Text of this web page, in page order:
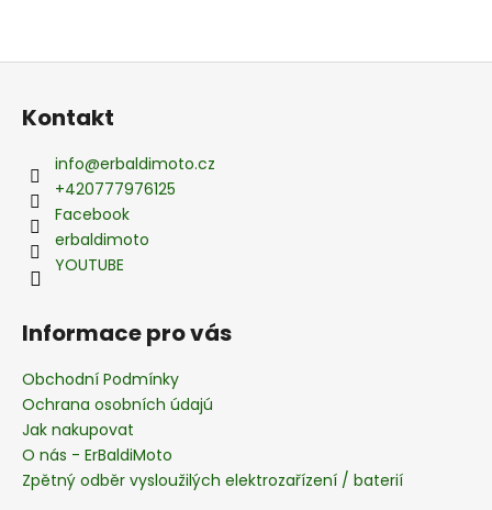
Kontakt
info@erbaldimoto.cz
+420777976125
Facebook
erbaldimoto
YOUTUBE
Informace pro vás
Obchodní Podmínky
Ochrana osobních údajú
Jak nakupovat
O nás - ErBaldiMoto
Zpětný odběr vysloužilých elektrozařízení / baterií